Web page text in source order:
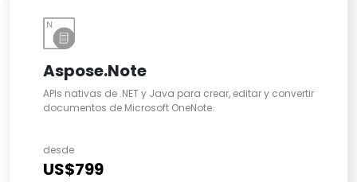
Aspose.Note
APIs nativas de .NET y Java para crear, editar y convertir
documentos de Microsoft OneNote.
desde
US$799